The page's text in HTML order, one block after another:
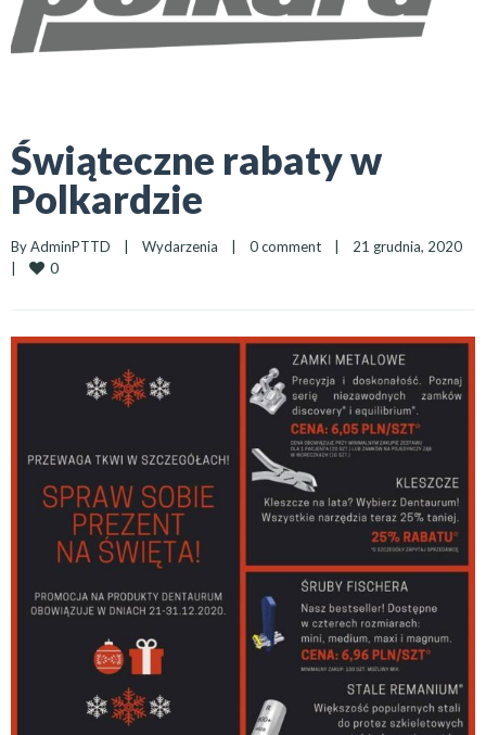
Świąteczne rabaty w
Polkardzie
By AdminPTTD | Wydarzenia | 0 comment |
|
0